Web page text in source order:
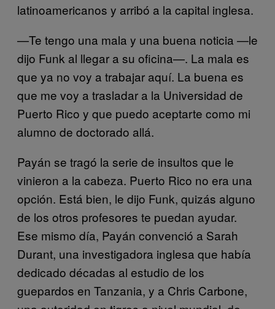
latinoamericanos y arribó a la capital inglesa.
—Te tengo una mala y una buena noticia —le
dijo Funk al llegar a su oficina—. La mala es
que ya no voy a trabajar aquí. La buena es
que me voy a trasladar a la Universidad de
Puerto Rico y que puedo aceptarte como mi
alumno de doctorado allá.
Payán se tragó la serie de insultos que le
vinieron a la cabeza. Puerto Rico no era una
opción. Está bien, le dijo Funk, quizás alguno
de los otros profesores te puedan ayudar.
Ese mismo día, Payán convenció a Sarah
Durant, una investigadora inglesa que había
dedicado décadas al estudio de los
guepardos en Tanzania, y a Chris Carbone,